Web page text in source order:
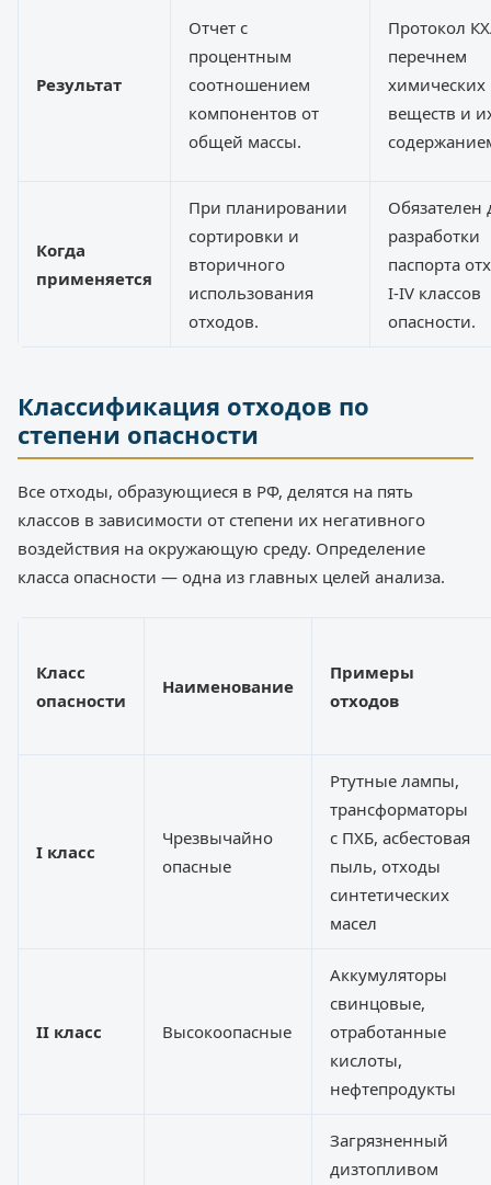
Результат
Отчет с
процентным
соотношением
компонентов от
общей массы.
Протокол
перечнем
химических
веществ и
Когда
применяется
При планировании
сортировки и
вторичного
использования
отходов.
Обязателен
разработки
паспорта
I-IV классов
опасности.
Классификация отходов по
степени опасности
Все отходы, образующиеся в РФ, делятся на пять
классов в зависимости от степени их негативного
воздействия на окружающую среду. Определение
класса опасности — одна из главных целей анализа.
Класс
опасности
Наименование
Примеры
отходов
I класс
Чрезвычайно
опасные
Ртутные лампы,
трансформаторы
с ПХБ, асбестовая
пыль, отходы
синтетических
масел
II класс Высокоопасные
Аккумуляторы
свинцовые,
отработанные
кислоты,
нефтепродукты
Загрязненный
дизтопливом